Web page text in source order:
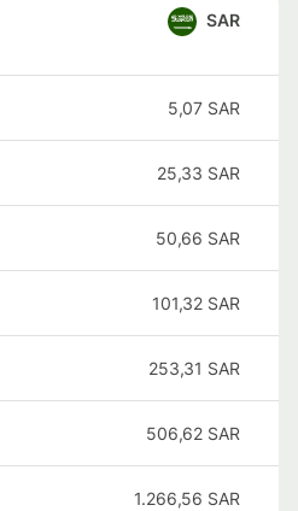
SAR
5,07 SAR
25,33 SAR
50,66 SAR
101,32 SAR
253,31 SAR
506,62 SAR
1.266,56 SAR